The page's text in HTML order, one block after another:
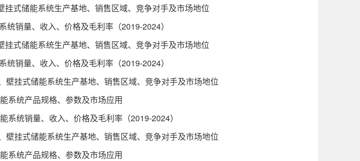
式储能系统生产基地、销售区域、竞争对手及市场地位
销量、收入、价格及毛利率（2019-2024）
式储能系统生产基地、销售区域、竞争对手及市场地位
销量、收入、价格及毛利率（2019-2024）
挂式储能系统生产基地、销售区域、竞争对手及市场地位
统产品规格、参数及市场应用
统销量、收入、价格及毛利率（2019-2024）
挂式储能系统生产基地、销售区域、竞争对手及市场地位
统产品规格、参数及市场应用